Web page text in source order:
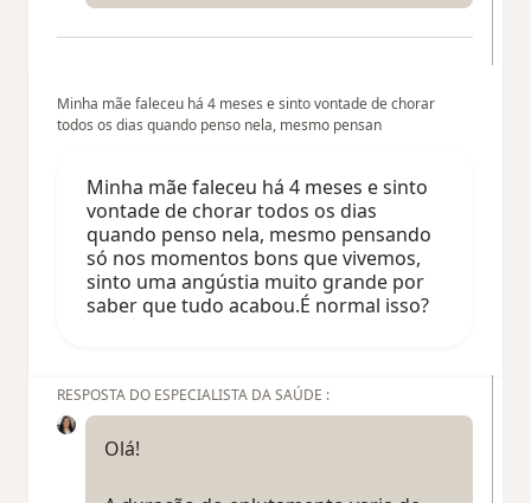
Minha mãe faleceu há 4 meses e sinto vontade de chorar
todos os dias quando penso nela, mesmo pensan
Minha mãe faleceu há 4 meses e sinto
vontade de chorar todos os dias
quando penso nela, mesmo pensando
só nos momentos bons que vivemos,
sinto uma angústia muito grande por
saber que tudo acabou.É normal isso?
RESPOSTA DO ESPECIALISTA DA SAÚDE :
Olá!